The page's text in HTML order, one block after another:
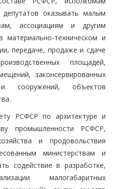
оказывать малым
ассоциациям и другим
материально-техническом и
передаче, продаже и сдаче
площадей,
законсервированных
сооружений, объектов
РСФСР по архитектуре и
промышленности РСФСР,
и продовольствия
министерствам и
содействие в разработке,
малогабаритных